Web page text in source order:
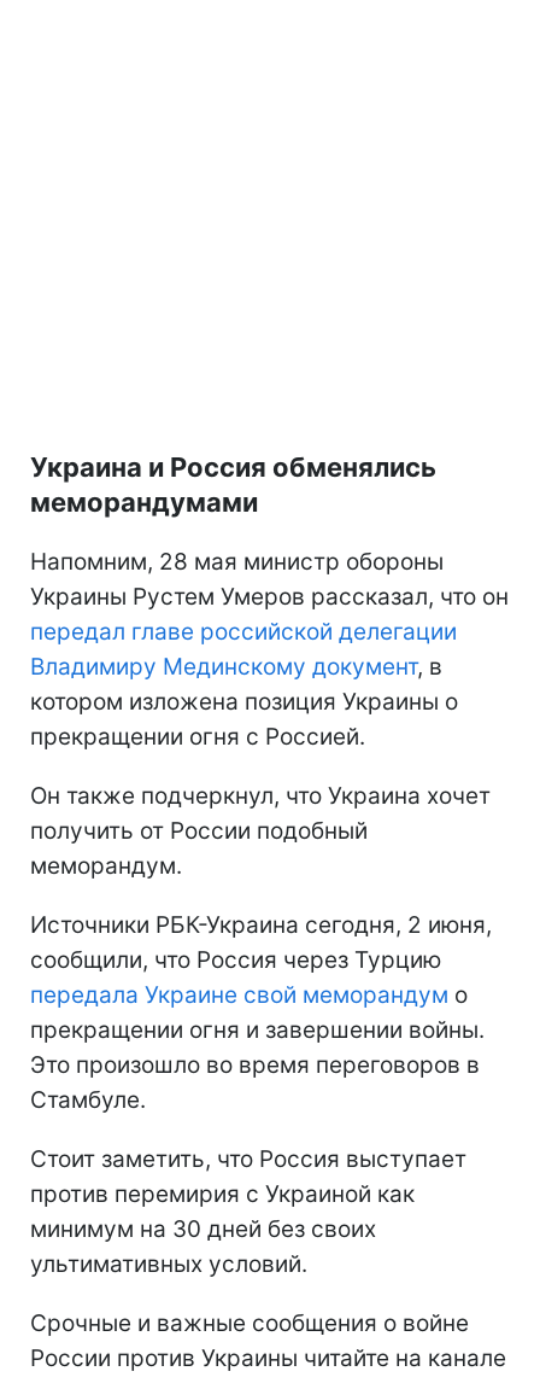
Украина и Россия обменялись
меморандумами
Напомним, 28 мая министр обороны
Украины Рустем Умеров рассказал, что он
передал главе российской делегации
Владимиру Мединскому документ, в
котором изложена позиция Украины о
прекращении огня с Россией.
Он также подчеркнул, что Украина хочет
получить от России подобный
меморандум.
Источники РБК-Украина сегодня, 2 июня,
сообщили, что Россия через Турцию
передала Украине свой меморандум о
прекращении огня и завершении войны.
Это произошло во время переговоров в
Стамбуле.
Стоит заметить, что Россия выступает
против перемирия с Украиной как
минимум на 30 дней без своих
ультимативных условий.
Срочные и важные сообщения о войне
России против Украины читайте на канале